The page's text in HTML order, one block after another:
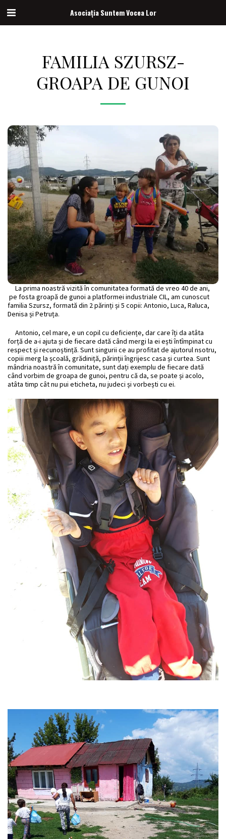
Asociația Suntem Vocea Lor
FAMILIA SZURSZ-
GROAPA DE GUNOI
La prima noastră vizită în comunitatea formată de vreo 40 de ani,
pe fosta groapă de gunoi a platformei industriale CIL, am cunoscut
familia Szursz, formată din 2 părinți și 5 copii: Antonio, Luca, Raluca,
Denisa și Petruța.
Antonio, cel mare, e un copil cu deficiențe, darcare îți da atâta
forță de a-i ajuta și de fiecare dată când mergi la ei ești întîmpinatcu
respectși recunoștință. Suntsingurii ce au profitat de ajutorul nsotru,
copiii merg la școală, grădiniță, părinții îngrijesc casa și curtea. Sunt
mândria noastră în comunitate, suntdați exemplu de fiecare dată
când vorbim de groapa de gunoi, pentru că da, se poate și acolo,
atâta timp câtnu pui eticheta, nu judeci și vorbești cu ei.